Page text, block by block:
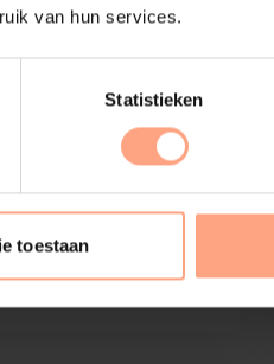
van hun services.
Statistieken
toestaan
Configureer